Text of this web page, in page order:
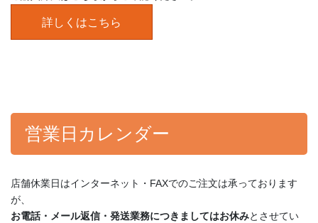
詳しくはこちら
営業日カレンダー
店舗休業日はインターネット・FAXでのご注文は承っております
が、
お電話・メール返信・発送業務につきましてはお休みとさせてい